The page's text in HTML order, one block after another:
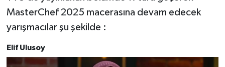
MasterChef 2025 macerasına devam edecek
yarışmacılar şu şekilde :
Elif Ulusoy